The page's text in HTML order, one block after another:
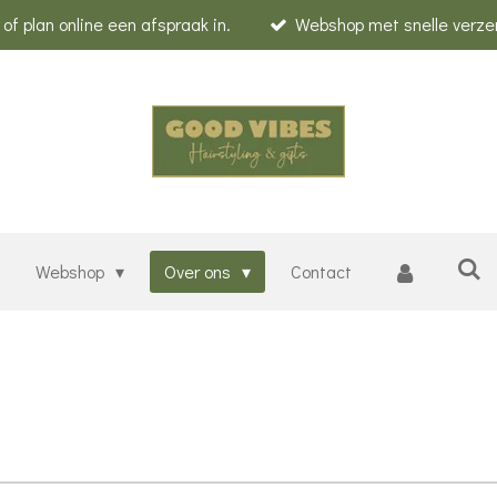
plan online een afspraak in. Webshop met snelle
Webshop Over ons Contact